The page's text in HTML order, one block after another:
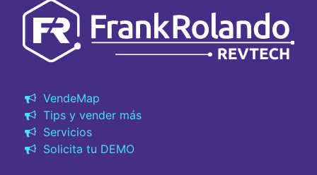
VendeMap
Tips y vender más
Servicios
Solicita tu DEMO